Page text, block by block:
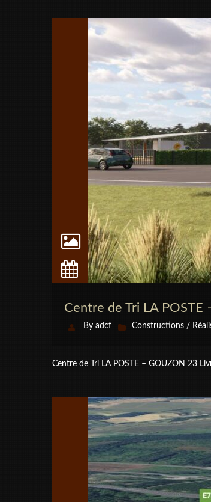
Centre de Tri LA POSTE
By adcf Constructions /
Centre de Tri LA POSTE – GOUZON 23